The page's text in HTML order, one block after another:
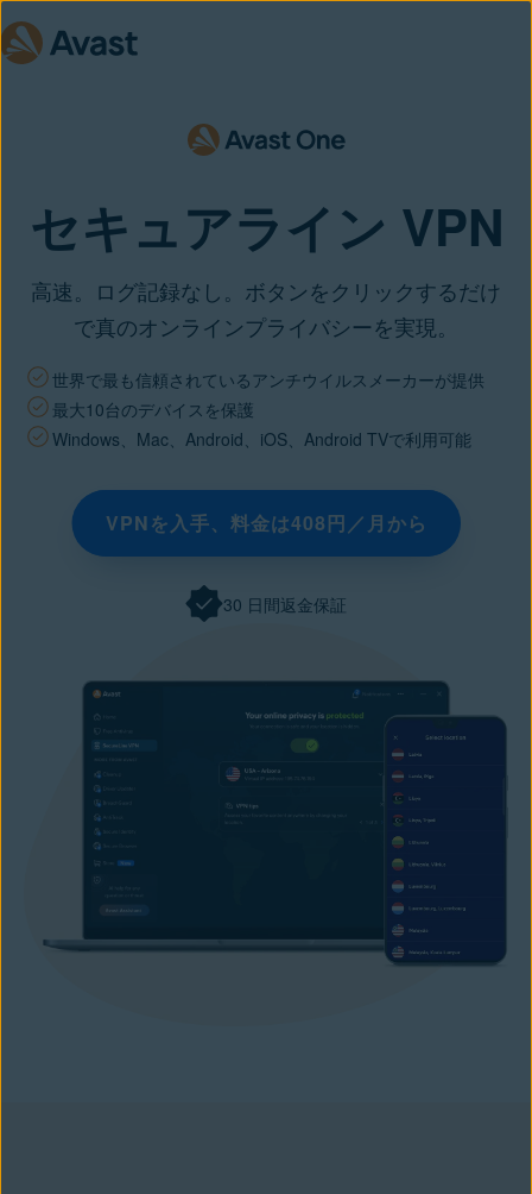
セキュアライン VPN
高速。ログ記録なし。ボタンをクリックするだけ
で真のオンラインプライバシーを実現。
世界で最も信頼されているアンチウイルスメーカーが提供
最大10台のデバイスを保護
Windows、Mac、Android、iOS、Android TVで利用可能
VPNを入手、料金は408円／月から
30 日間返金保証